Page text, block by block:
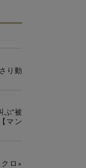
り動
ぶ“被
マン
ロ×